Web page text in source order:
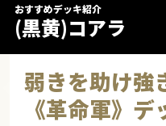
おすすめデッキ紹介
(黒黄)コアラ
弱きを助け強
《革命軍》デ